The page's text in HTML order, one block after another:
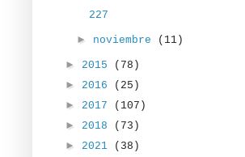
227
► noviembre
(11)
► 2015
(78)
► 2016
(25)
► 2017
(107)
► 2018
(73)
► 2021
(38)